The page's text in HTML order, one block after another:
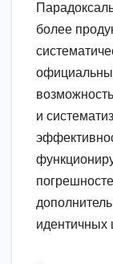
более
и
идентичных